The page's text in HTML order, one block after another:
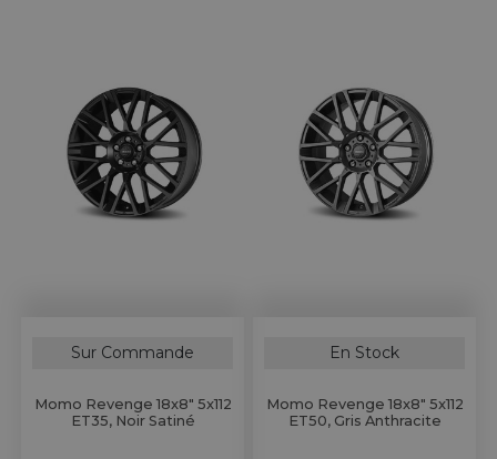
Sur Commande
Momo Revenge 18x8" 5x112
ET35, Noir Satiné
En Stock
Momo Revenge 18x8" 5x112
ET50, Gris Anthracite